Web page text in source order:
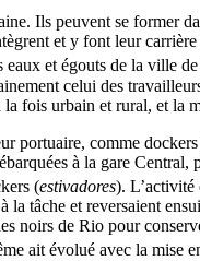
Ils peuvent se
et y font leur
et égouts de la ville
celui des
fois urbain et rural, et
portuaire, comme
à la gare Central,
(estivadores). L’activité
tâche et reversaient
noirs de Rio pour
ait évolué avec la mise